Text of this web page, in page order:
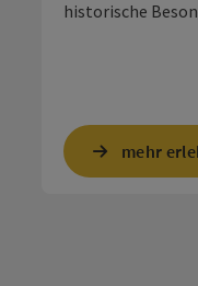
historische
mehr